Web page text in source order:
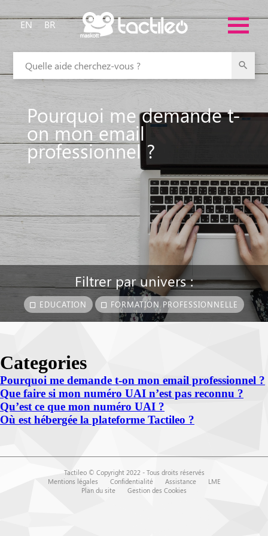
Quelle aide cherchez-vous ?
EN BR
Pourquoi me demande t-
on mon email
professionnel ?
Filtrer par univers :
EDUCATION FORMATION PROFESSIONNELLE
Categories
Pourquoi me demande t-on mon email professionnel ?
Que faire si mon numéro UAI n’est pas reconnu ?
Qu’est ce que mon numéro UAI ?
Où est hébergée la plateforme Tactileo ?
Tactileo © Copyright 2022 - Tous droits réservés
Mentions légales
Confidentialité Assistance
LME
Plan du site
Gestion des Cookies